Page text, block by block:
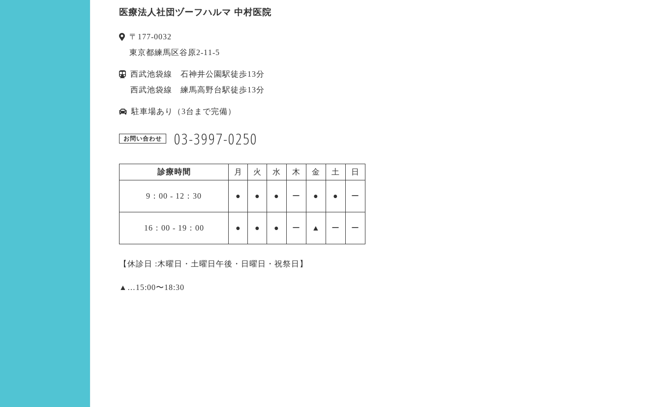
医療法人社団ヅーフハルマ 中村医院
〒 177-0032
東京都練馬区谷原2-11-5
西武池袋線 石神井公園駅徒歩13分
西武池袋線 練馬高野台駅徒歩13分
駐車場あり（3台まで完備）
お問い合わせ 03-3997-0250
診療時間 月 火 水 木 金 土 日
9：00 - 12：30 ● ● ● ー ● ● ー
16：00 - 19：00 ● ● ● ー ▲ ー ー
【休診日 :木曜日・土曜日午後・日曜日・祝祭日】
▲ …15:00〜18:30